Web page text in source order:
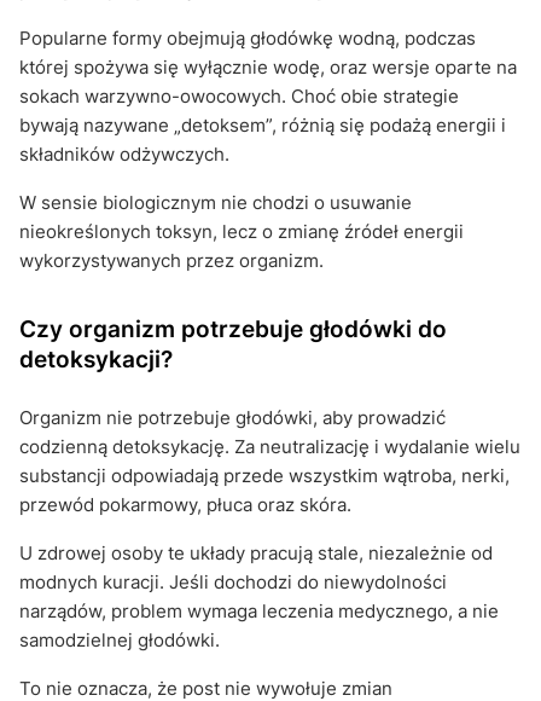
Popularne formy obejmują głodówkę wodną, podczas
której spożywa się wyłącznie wodę, oraz wersje oparte na
sokach warzywno-owocowych. Choć obie strategie
bywają nazywane „detoksem”, różnią się podażą energii i
składników odżywczych.
W sensie biologicznym nie chodzi o usuwanie
nieokreślonych toksyn, lecz o zmianę źródeł energii
wykorzystywanych przez organizm.
Czy organizm potrzebuje głodówki do
detoksykacji?
Organizm nie potrzebuje głodówki, aby prowadzić
codzienną detoksykację. Za neutralizację i wydalanie wielu
substancji odpowiadają przede wszystkim wątroba, nerki,
przewód pokarmowy, płuca oraz skóra.
U zdrowej osoby te układy pracują stale, niezależnie od
modnych kuracji. Jeśli dochodzi do niewydolności
narządów, problem wymaga leczenia medycznego, a nie
samodzielnej głodówki.
To nie oznacza, że post nie wywołuje zmian